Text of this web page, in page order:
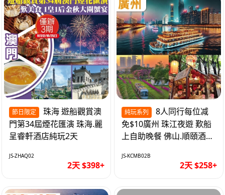
節日限定
門第34屆煙花匯演 珠海.麗
呈睿軒酒店純玩2天
JS-ZHAQ02
2天 $398+
純玩系列
免$10廣州 珠江夜遊 歎船
上自助晚餐 佛山.順頤酒店
JS-KCMB02B
2天 $258+